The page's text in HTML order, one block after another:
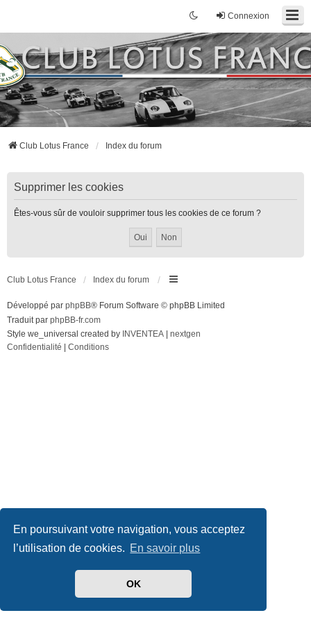
En poursuivant votre navigation, vous acceptez
l’utilisation de cookies. En savoir plus
OK
Connexion
Club Lotus France Index du forum
Supprimer les cookies
Êtes-vous sûr de vouloir supprimer tous les cookies de ce forum ?
Club Lotus France Index du forum
Développé par phpBB® Forum Software © phpBB Limited
Traduit par phpBB-fr.com
Style we_universal created by INVENTEA
nextgen
Confidentialité
Conditions